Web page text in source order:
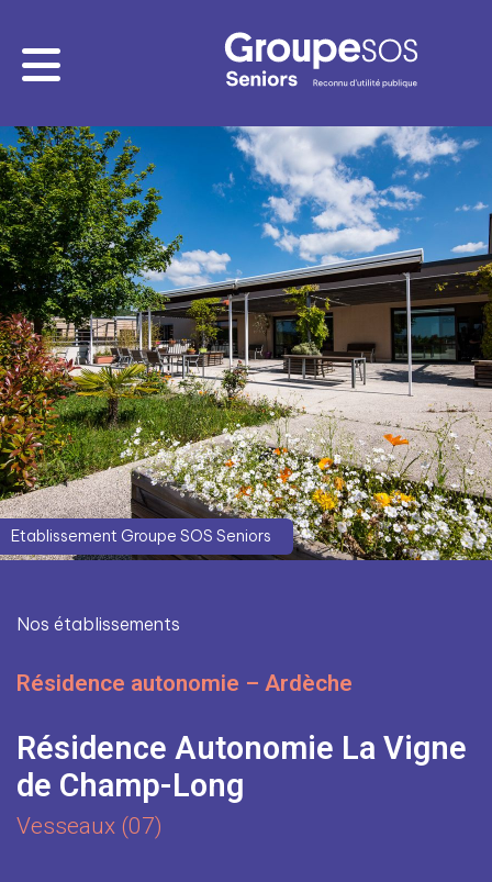
Nos établissements
Résidence autonomie – Ardèche
Résidence Autonomie La Vigne
de Champ-Long
Vesseaux (07)
Etablissement Groupe SOS Seniors